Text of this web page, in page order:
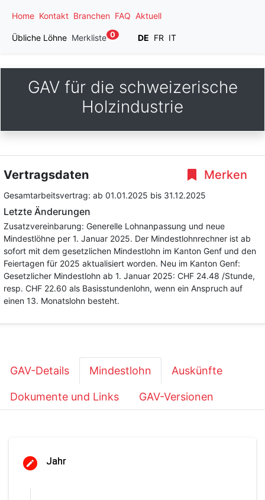
Home Kontakt Branchen FAQ Aktuell
Übliche Löhne Merkliste 0 DE FR IT
GAV für die schweizerische
Holzindustrie
Merken
Vertragsdaten
Gesamtarbeitsvertrag: ab 01.01.2025 bis 31.12.2025
Letzte Änderungen
Zusatzvereinbarung: Generelle Lohnanpassung und neue
Mindestlöhne per 1. Januar 2025. Der Mindestlohnrechner ist ab
sofort mit dem gesetzlichen Mindestlohn im Kanton Genf und den
Feiertagen für 2025 aktualisiert worden. Neu im Kanton Genf:
Gesetzlicher Mindestlohn ab 1. Januar 2025: CHF 24.48 /Stunde,
resp. CHF 22.60 als Basisstundenlohn, wenn ein Anspruch auf
einen 13. Monatslohn besteht.
GAV-Details Mindestlohn Auskünfte
Dokumente und Links GAV-Versionen
Jahr